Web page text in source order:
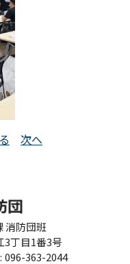
次へ
消防団班
3丁目1番3号
096-363-2044